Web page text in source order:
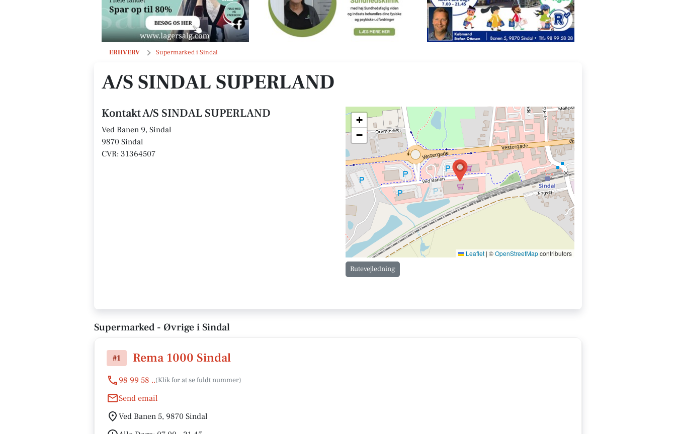
ERHVERV Supermarked i Sindal
A/S SINDAL SUPERLAND
A/S SINDAL SUPERLAND
Kontakt A/S SINDAL SUPERLAND
Ved Banen 9, Sindal
9870 Sindal
CVR: 31364507
+
−
Leaflet | ©OpenStreetMapcontributors
Rutevejledning
Supermarked - Øvrige i Sindal
#1 Rema 1000 Sindal
98 99 58 ..
Send email
Ved Banen 5, 9870 Sindal